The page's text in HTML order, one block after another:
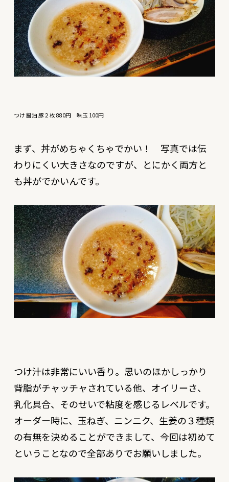
つけ 醤油 豚２枚 880円 味玉 100円
まず、丼がめちゃくちゃでかい！ 写真では伝
わりにくい大きさなのですが、とにかく両方と
も丼がでかいんです。
つけ汁は非常にいい香り。思いのほかしっかり
背脂がチャッチャされている他、オイリーさ、
乳化具合、そのせいで粘度を感じるレベルです。
オーダー時に、玉ねぎ、ニンニク、生姜の３種類
の有無を決めることができまして、今回は初めて
ということなので全部ありでお願いしました。